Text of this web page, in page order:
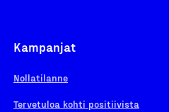
Kampanjat
Nollatilanne
Tervetuloa kohti positiivista